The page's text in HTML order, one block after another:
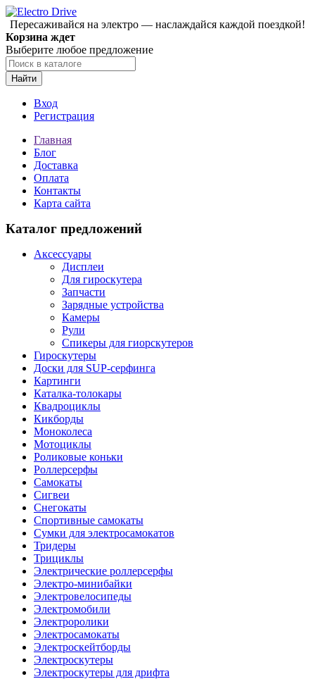
Пересаживайся на электро — наслаждайся каждой поездкой!
Корзина ждет
Выберите любое предложение
Найти
Вход
Регистрация
Главная
Блог
Доставка
Оплата
Контакты
Карта сайта
Каталог предложений
Аксессуары
Дисплеи
Для гироскутера
Запчасти
Зарядные устройства
Камеры
Рули
Спикеры для гиорскутеров
Гироскутеры
Доски для SUP-серфинга
Картинги
Каталка-толокары
Квадроциклы
Кикборды
Моноколеса
Мотоциклы
Роликовые коньки
Роллерсерфы
Самокаты
Сигвеи
Снегокаты
Спортивные самокаты
Сумки для электросамокатов
Тридеры
Трициклы
Электрические роллерсерфы
Электро-минибайки
Электровелосипеды
Электромобили
Электроролики
Электросамокаты
Электроскейтборды
Электроскутеры
Электроскутеры для дрифта